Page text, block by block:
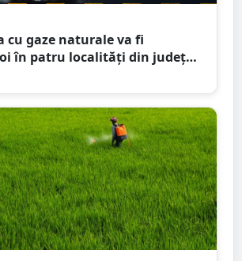
cu gaze naturale va fi
în patru localități din județul